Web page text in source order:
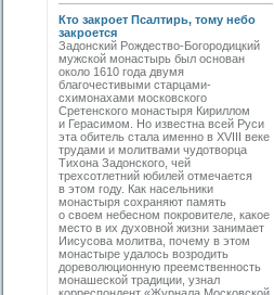
Кто закроет Псалтирь, тому небо
закроется
Задонский Рождество-Богородицкий
мужской монастырь был основан
около 1610 года двумя
благочестивыми старцами-
схимонахами московского
Сретенского монастыря Кириллом
и Герасимом. Но известна всей Руси
эта обитель стала именно в XVIII веке
трудами и молитвами чудотворца
Тихона Задонского, чей
трехсотлетний юбилей отмечается
в этом году. Как насельники
монастыря сохраняют память
о своем небесном покровителе, какое
место в их духовной жизни занимает
Иисусова молитва, почему в этом
монастыре удалось возродить
дореволюционную преемственность
монашеской традиции, узнал